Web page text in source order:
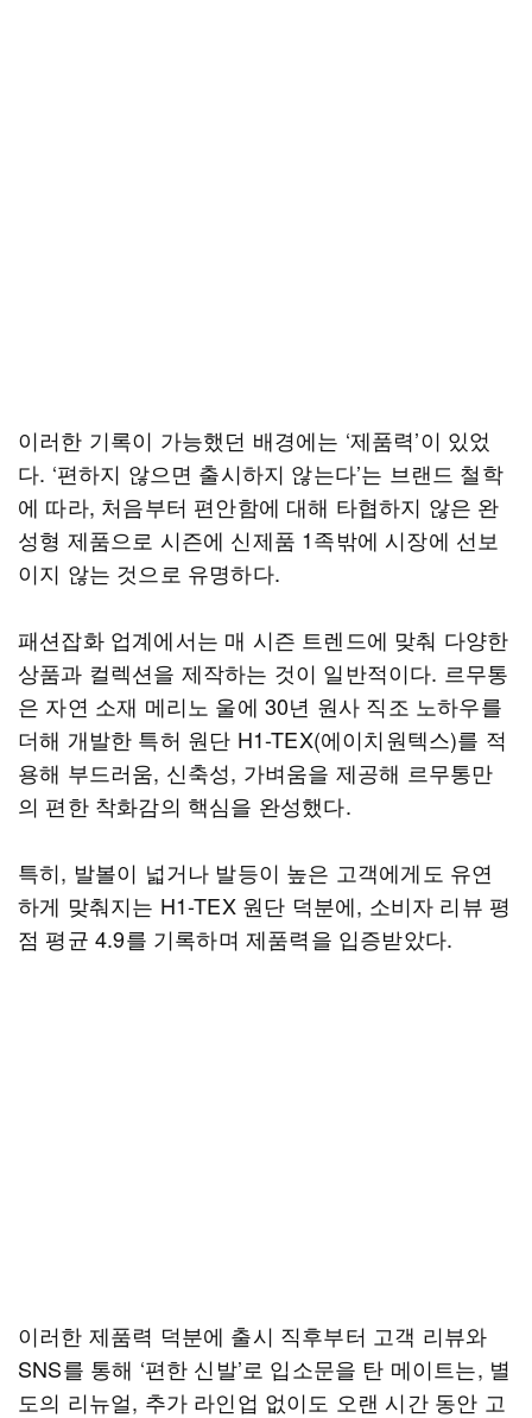
이러한 기록이 가능했던 배경에는 ‘제품력’이 있었
다. ‘편하지 않으면 출시하지 않는다’는 브랜드 철학
에 따라, 처음부터 편안함에 대해 타협하지 않은 완
성형 제품으로 시즌에 신제품 1족밖에 시장에 선보
이지 않는 것으로 유명하다.
패션잡화 업계에서는 매 시즌 트렌드에 맞춰 다양한
상품과 컬렉션을 제작하는 것이 일반적이다. 르무통
은 자연 소재 메리노 울에 30년 원사 직조 노하우를
더해 개발한 특허 원단 H1-TEX(에이치원텍스)를 적
용해 부드러움, 신축성, 가벼움을 제공해 르무통만
의 편한 착화감의 핵심을 완성했다.
특히, 발볼이 넓거나 발등이 높은 고객에게도 유연
하게 맞춰지는 H1-TEX 원단 덕분에, 소비자 리뷰 평
점 평균 4.9를 기록하며 제품력을 입증받았다.
이러한 제품력 덕분에 출시 직후부터 고객 리뷰와
SNS를 통해 ‘편한 신발’로 입소문을 탄 메이트는, 별
도의 리뉴얼, 추가 라인업 없이도 오랜 시간 동안 고